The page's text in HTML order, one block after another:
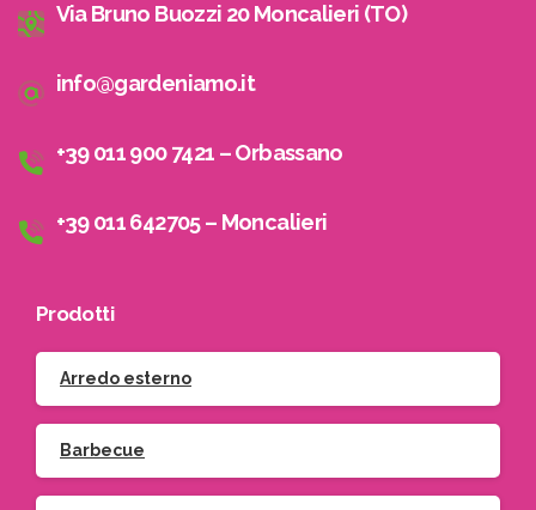
Via Bruno Buozzi 20 Moncalieri (TO)
info@gardeniamo.it
+39 011 900 7421 – Orbassano
+39 011 642705 – Moncalieri
Prodotti
Arredo esterno
Barbecue